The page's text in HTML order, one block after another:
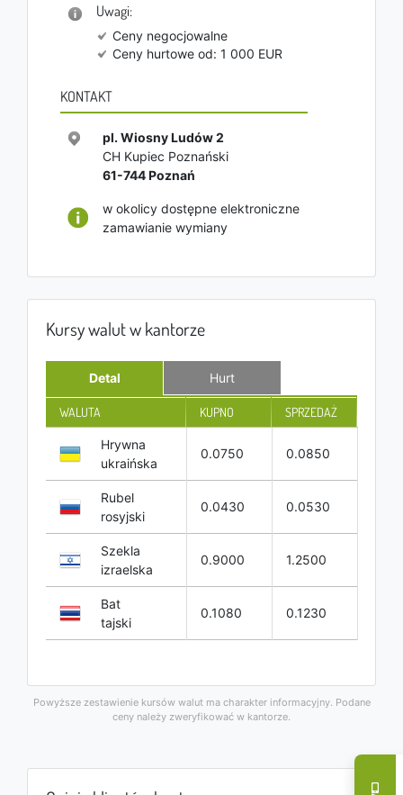
Uwagi:
Ceny negocjowalne
Ceny hurtowe od: 1 000 EUR
KONTAKT
pl. Wiosny Ludów 2
CH Kupiec Poznański
61-744Poznań
w okolicy dostępne elektroniczne
zamawianie wymiany
Kursy walut w kantorze
Detal Hurt
WALUTA KUPNO SPRZEDAŻ
Hrywna
ukraińska
0.0750 0.0850
Rubel
rosyjski
0.0430 0.0530
Szekla
izraelska
0.9000 1.2500
Bat
tajski
0.1080 0.1230
Powyższe zestawienie kursów walut ma charakter informacyjny. Podane
ceny należy zweryfikować w kantorze.